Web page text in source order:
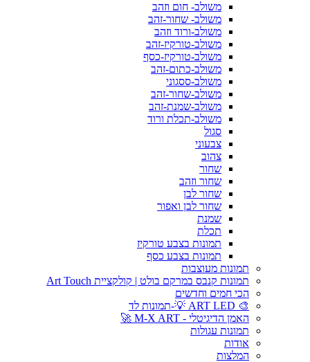
משולב- חום וזהב
משולב- שחור-זהב
משולב-ורוד וזהב
משולב-טורקיז-זהב
משולב-טורקיז-כסף
משולב-כתום-זהב
משולב-ססגוני
משולב-שחור-זהב
משולב-שמנת-זהב
משולב-תכלת ורוד
סגול
צבעוני
צהוב
שחור
שחור וזהב
שחור לבן
שחור לבן ואפור
שמנת
תכלת
תמונות בצבע טורקיז
תמונות בצבע כסף
תמונות מעוצבות
תמונות קנבס במרקם בולט | קולקציית Art Touch
הכי חמים וחדשים
🎨 ART LED 💡-תמונות לד
האמן הדיגיטלי - M-X ART 🚀
תמונות עגולות
אודות
המלצות